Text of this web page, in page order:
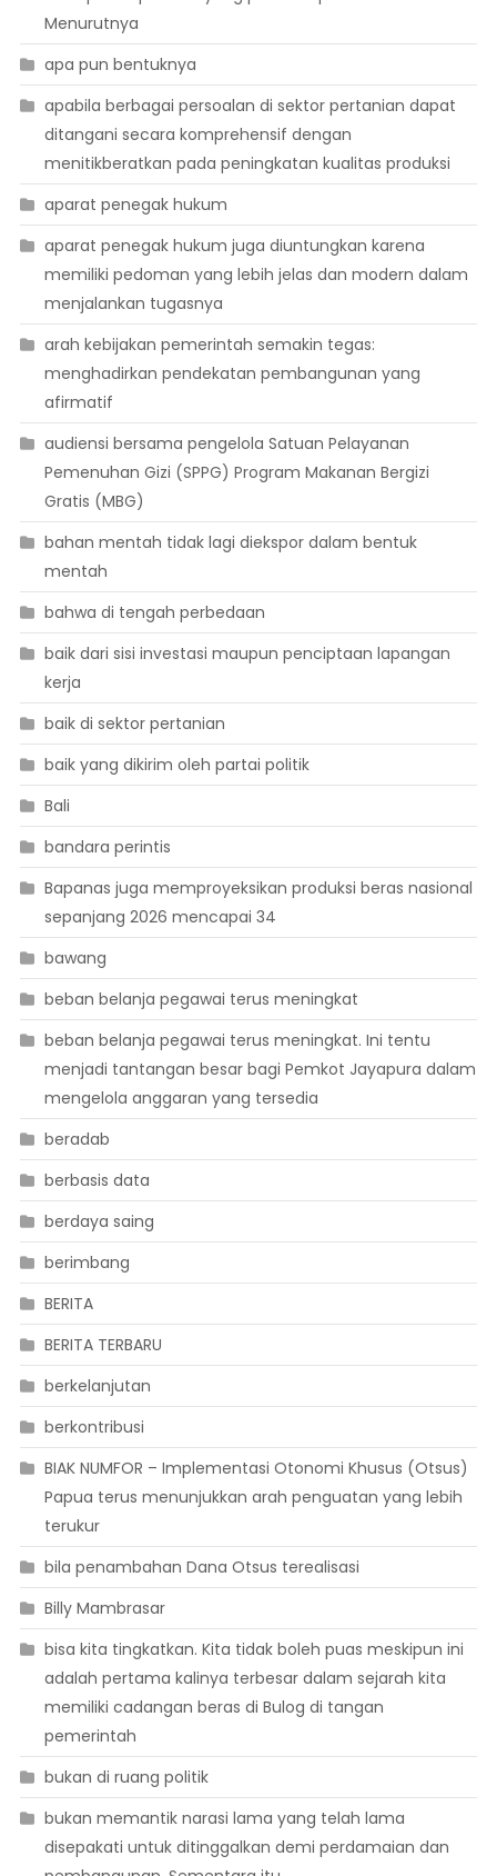
Menurutnya
apa pun bentuknya
apabila berbagai persoalan di sektor pertanian dapat
ditangani secara komprehensif dengan
menitikberatkan pada peningkatan kualitas produksi
aparat penegak hukum
aparat penegak hukum juga diuntungkan karena
memiliki pedoman yang lebih jelas dan modern dalam
menjalankan tugasnya
arah kebijakan pemerintah semakin tegas:
menghadirkan pendekatan pembangunan yang
afirmatif
audiensi bersama pengelola Satuan Pelayanan
Pemenuhan Gizi (SPPG) Program Makanan Bergizi
Gratis (MBG)
bahan mentah tidak lagi diekspor dalam bentuk
mentah
bahwa di tengah perbedaan
baik dari sisi investasi maupun penciptaan lapangan
kerja
baik di sektor pertanian
baik yang dikirim oleh partai politik
Bali
bandara perintis
Bapanas juga memproyeksikan produksi beras nasional
sepanjang 2026 mencapai 34
bawang
beban belanja pegawai terus meningkat
beban belanja pegawai terus meningkat. Ini tentu
menjadi tantangan besar bagi Pemkot Jayapura dalam
mengelola anggaran yang tersedia
beradab
berbasis data
berdaya saing
berimbang
BERITA
BERITA TERBARU
berkelanjutan
berkontribusi
BIAK NUMFOR – Implementasi Otonomi Khusus (Otsus)
Papua terus menunjukkan arah penguatan yang lebih
terukur
bila penambahan Dana Otsus terealisasi
Billy Mambrasar
bisa kita tingkatkan. Kita tidak boleh puas meskipun ini
adalah pertama kalinya terbesar dalam sejarah kita
memiliki cadangan beras di Bulog di tangan
pemerintah
bukan di ruang politik
bukan memantik narasi lama yang telah lama
disepakati untuk ditinggalkan demi perdamaian dan